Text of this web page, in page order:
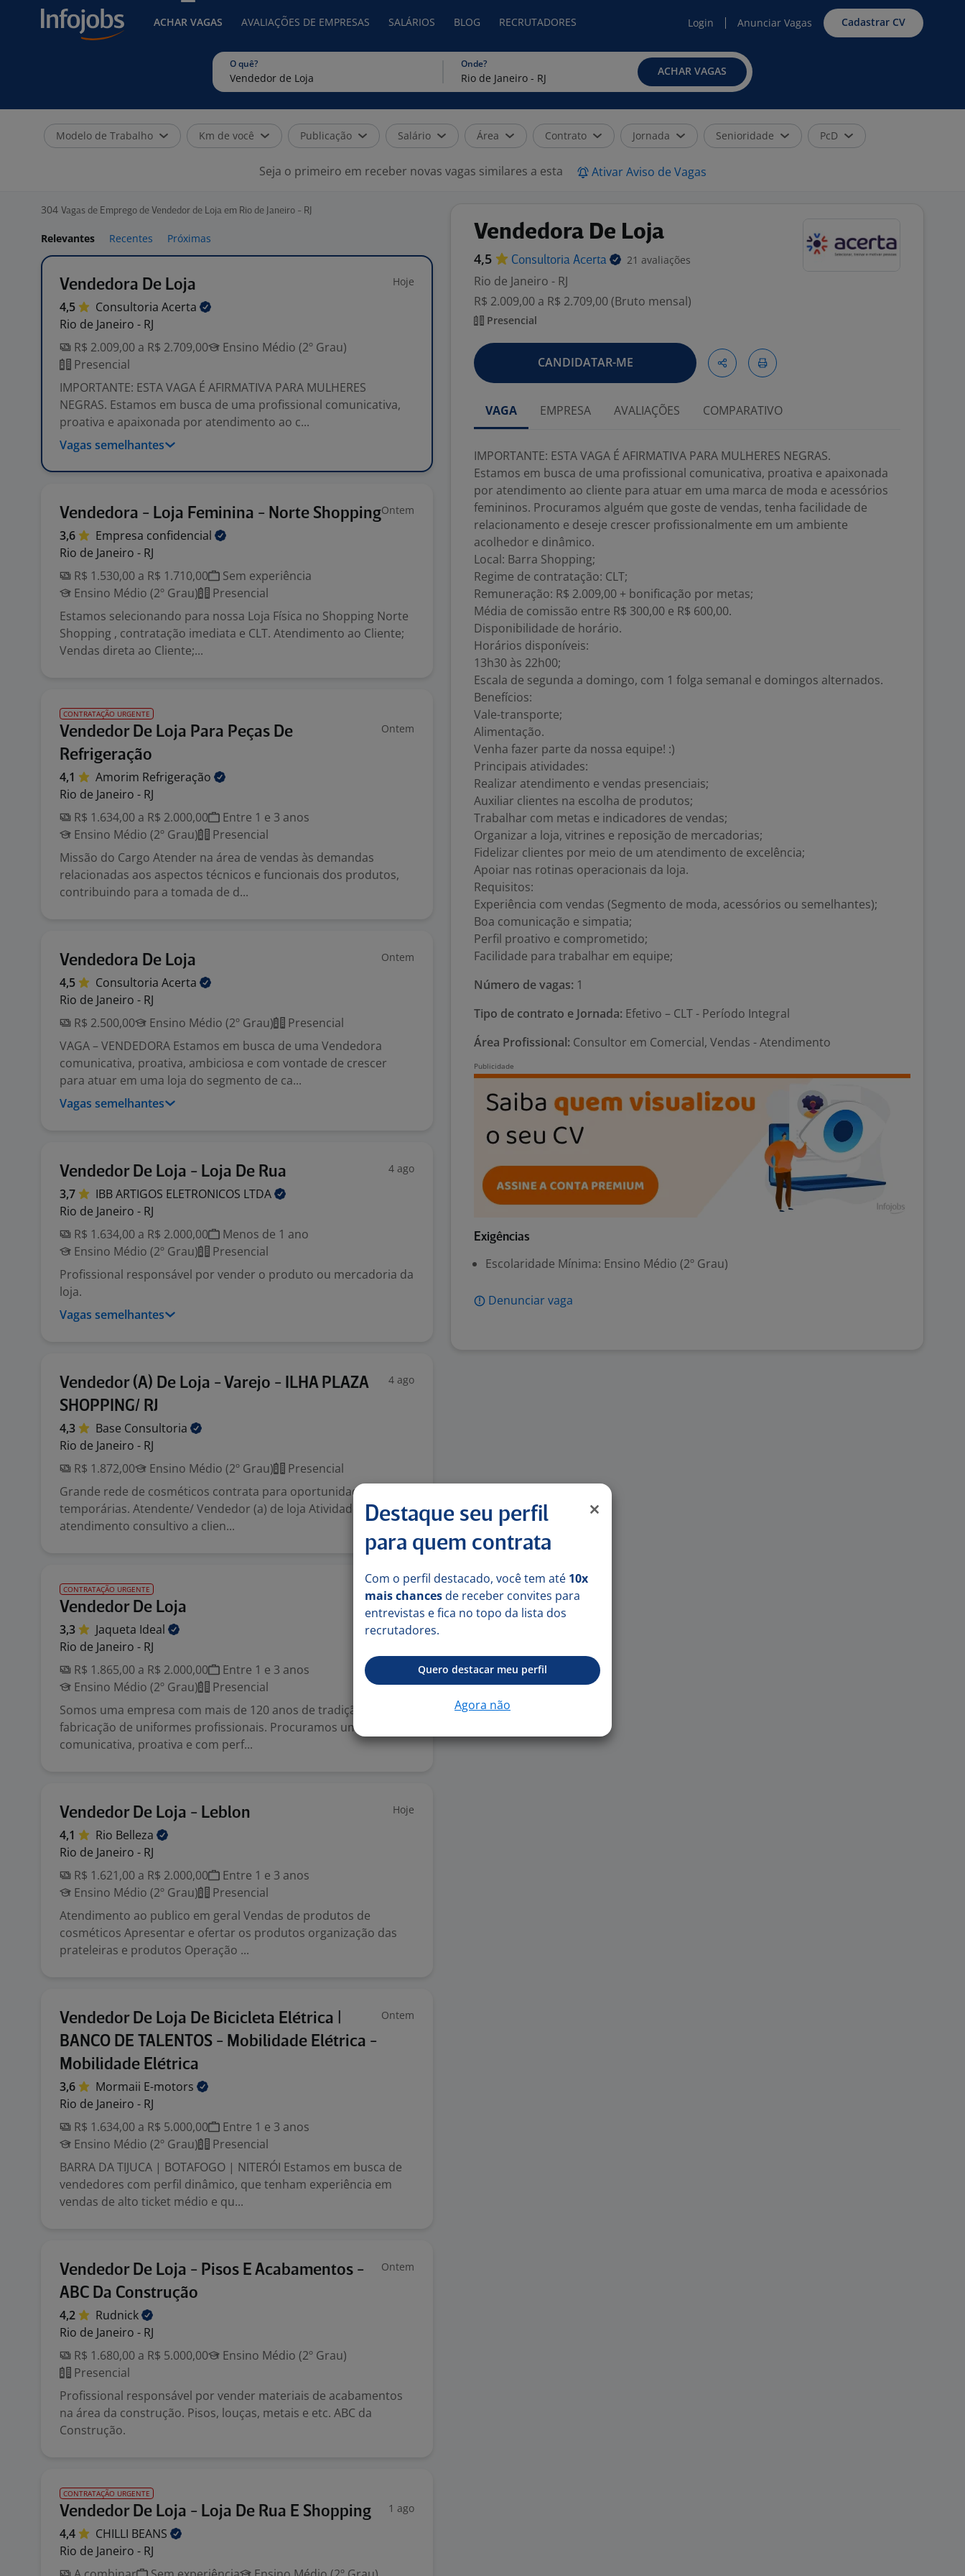
ACHAR VAGAS AVALIAÇÕES DE EMPRESAS SALÁRIOS BLOG RECRUTADORES Login Anunciar Vagas Cadastrar CV
O quê? Onde?
ACHAR VAGAS
Modelo de Trabalho Km de você Publicação Salário Área Contrato Jornada Senioridade PcD
Seja o primeiro em receber novas vagas similares a esta Ativar Aviso de Vagas
304 Vagas de Emprego de Vendedor de Loja em Rio de Janeiro - RJ
Relevantes Recentes Próximas
Vendedora De Loja Hoje
4,5 Consultoria Acerta
Rio de Janeiro - RJ
R$ 2.009,00 a R$ 2.709,00
Ensino Médio (2º Grau)
Presencial
IMPORTANTE: ESTA VAGA É AFIRMATIVA PARA MULHERES
NEGRAS. Estamos em busca de uma profissional comunicativa,
proativa e apaixonada por atendimento ao c...
Vagas semelhantes
Vendedora - Loja Feminina - Norte ShoppingOntem
3,6 Empresa confidencial
Rio de Janeiro - RJ
R$ 1.530,00 a R$ 1.710,00
Sem experiência
Ensino Médio (2º Grau)
Presencial
Estamos selecionando para nossa Loja Física no Shopping Norte
Shopping , contratação imediata e CLT. Atendimento ao Cliente;
Vendas direta ao Cliente;...
CONTRATAÇÃO URGENTE
Vendedor De Loja Para Peças De
Refrigeração
Ontem
4,1 Amorim Refrigeração
Rio de Janeiro - RJ
R$ 1.634,00 a R$ 2.000,00
Entre 1 e 3 anos
Ensino Médio (2º Grau)
Presencial
Missão do Cargo Atender na área de vendas às demandas
relacionadas aos aspectos técnicos e funcionais dos produtos,
contribuindo para a tomada de d...
Vendedora De Loja Ontem
4,5 Consultoria Acerta
Rio de Janeiro - RJ
R$ 2.500,00
Ensino Médio (2º Grau)
Presencial
VAGA – VENDEDORA Estamos em busca de uma Vendedora
comunicativa, proativa, ambiciosa e com vontade de crescer
para atuar em uma loja do segmento de ca...
Vagas semelhantes
Vendedor De Loja - Loja De Rua 4 ago
3,7 IBB ARTIGOS ELETRONICOS LTDA
Rio de Janeiro - RJ
R$ 1.634,00 a R$ 2.000,00
Menos de 1 ano
Ensino Médio (2º Grau)
Presencial
Profissional responsável por vender o produto ou mercadoria da
loja.
Vagas semelhantes
Vendedor (A) De Loja - Varejo - ILHA PLAZA
SHOPPING/ RJ
4 ago
4,3 Base Consultoria
Rio de Janeiro - RJ
R$ 1.872,00
Ensino Médio (2º Grau)
Presencial
Grande rede de cosméticos contrata para oportunidades
temporárias. Atendente/ Vendedor (a) de loja Atividades: Realizar
atendimento consultivo a clien...
CONTRATAÇÃO URGENTE
Vendedor De Loja 3 ago
3,3 Jaqueta Ideal
Rio de Janeiro - RJ
R$ 1.865,00 a R$ 2.000,00
Entre 1 e 3 anos
Ensino Médio (2º Grau)
Presencial
Somos uma empresa com mais de 120 anos de tradição na
fabricação de uniformes profissionais. Procuramos uma pessoa
comunicativa, proativa e com perf...
Vendedor De Loja - Leblon Hoje
4,1 Rio Belleza
Rio de Janeiro - RJ
R$ 1.621,00 a R$ 2.000,00
Entre 1 e 3 anos
Ensino Médio (2º Grau)
Presencial
Atendimento ao publico em geral Vendas de produtos de
cosméticos Apresentar e ofertar os produtos organização das
prateleiras e produtos Operação ...
Vendedor De Loja De Bicicleta Elétrica |
BANCO DE TALENTOS - Mobilidade Elétrica -
Mobilidade Elétrica
Ontem
3,6 Mormaii E-motors
Rio de Janeiro - RJ
R$ 1.634,00 a R$ 5.000,00
Entre 1 e 3 anos
Ensino Médio (2º Grau)
Presencial
BARRA DA TIJUCA | BOTAFOGO | NITERÓI Estamos em busca de
vendedores com perfil dinâmico, que tenham experiência em
vendas de alto ticket médio e qu...
Vendedor De Loja - Pisos E Acabamentos -
ABC Da Construção
Ontem
4,2
Rudnick
Rio de Janeiro - RJ
R$ 1.680,00 a R$ 5.000,00
Ensino Médio (2º Grau)
Presencial
Profissional responsável por vender materiais de acabamentos
na área da construção. Pisos, louças, metais e etc. ABC da
Construção.
CONTRATAÇÃO URGENTE
Vendedor De Loja - Loja De Rua E Shopping 1 ago
4,4 CHILLI BEANS
Rio de Janeiro - RJ
Vendedora De Loja
4,5 Consultoria Acerta 21 avaliações
Rio de Janeiro - RJ
R$ 2.009,00 a R$ 2.709,00 (Bruto mensal)
Presencial
CANDIDATAR-ME
VAGA EMPRESA AVALIAÇÕES COMPARATIVO
IMPORTANTE: ESTA VAGA É AFIRMATIVA PARA MULHERES NEGRAS.
Estamos em busca de uma profissional comunicativa, proativa e apaixonada
por atendimento ao cliente para atuar em uma marca de moda e acessórios
femininos. Procuramos alguém que goste de vendas, tenha facilidade de
relacionamento e deseje crescer profissionalmente em um ambiente
acolhedor e dinâmico.
Local: Barra Shopping;
Regime de contratação: CLT;
Remuneração: R$ 2.009,00 + bonificação por metas;
Média de comissão entre R$ 300,00 e R$ 600,00.
Disponibilidade de horário.
Horários disponíveis:
13h30 às 22h00;
Escala de segunda a domingo, com 1 folga semanal e domingos alternados.
Benefícios:
Vale-transporte;
Alimentação.
Venha fazer parte da nossa equipe! :)
Principais atividades:
Realizar atendimento e vendas presenciais;
Auxiliar clientes na escolha de produtos;
Trabalhar com metas e indicadores de vendas;
Organizar a loja, vitrines e reposição de mercadorias;
Fidelizar clientes por meio de um atendimento de excelência;
Apoiar nas rotinas operacionais da loja.
Requisitos:
Experiência com vendas (Segmento de moda, acessórios ou semelhantes);
Boa comunicação e simpatia;
Perfil proativo e comprometido;
Facilidade para trabalhar em equipe;
Número de vagas: 1
Tipo de contrato e Jornada: Efetivo – CLT - Período Integral
Área Profissional: Consultor em Comercial, Vendas - Atendimento
Exigências
Escolaridade Mínima: Ensino Médio (2º Grau)
Denunciar vaga
Destaque seu perfil
para quem contrata
Com o perfil destacado, você tem até 10x
mais chances de receber convites para
entrevistas e fica no topo da lista dos
recrutadores.
Quero destacar meu perfil
Agora não